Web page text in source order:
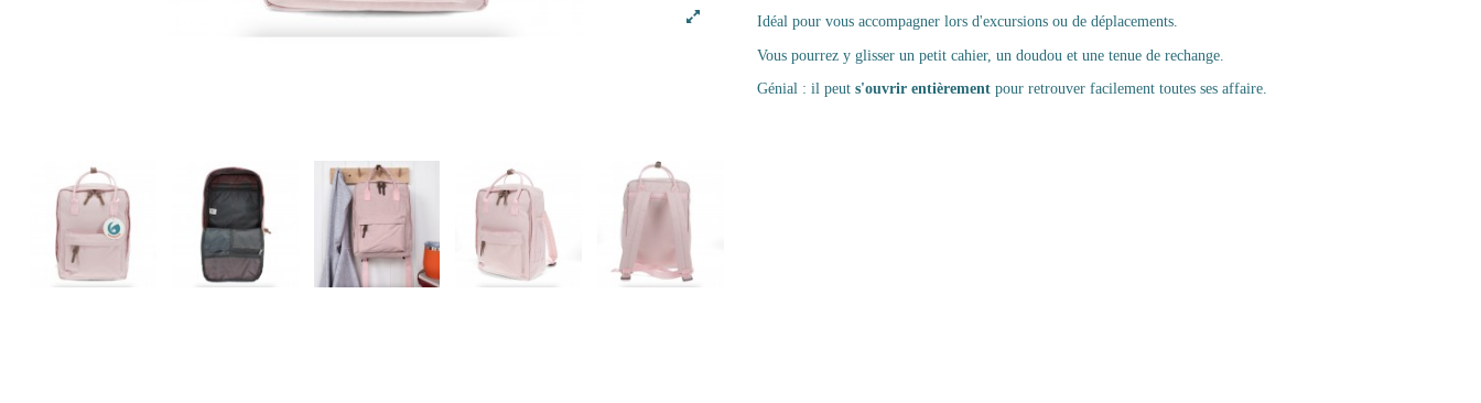
Idéal pour vous accompagner lors d'excursions ou de déplacements.
Vous pourrez y glisser un petit cahier, un doudou et une tenue de rechange.
Génial : il peut s'ouvrir entièrement pour retrouver facilement toutes ses affaire.